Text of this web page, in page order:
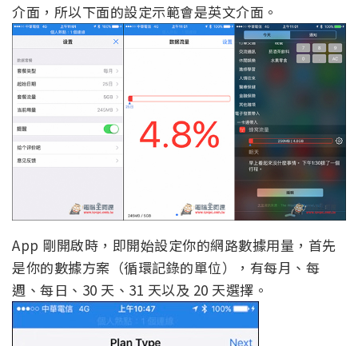
介面，所以下面的設定示範會是英文介面。
App 剛開啟時，即開始設定你的網路數據用量，首先
是你的數據方案（循環記錄的單位），有每月、每
週、每日、30 天、31 天以及 20 天選擇。